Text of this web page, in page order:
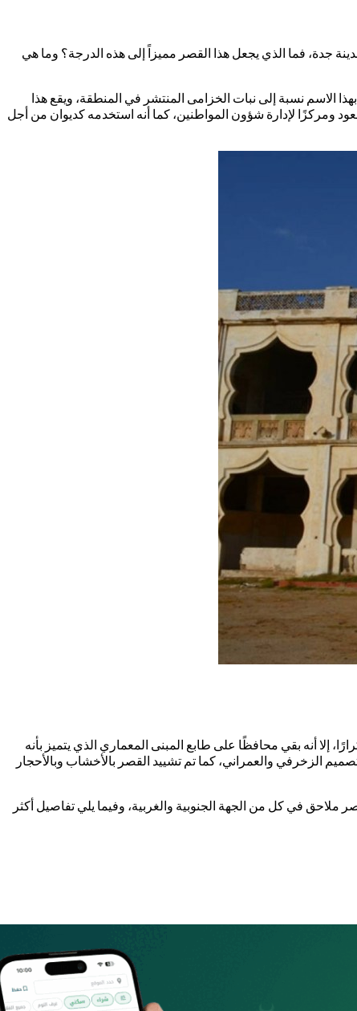
جدة، فما الذي يجعل هذا القصر مميزاً إلى هذه الدرجة؟ وما هي
آل سعود، وسمي قَصر خزام بهذا الاسم نسبة إلى نبات الخزامى المنتشر في المنطقة، ويقع هذا
ومركزًا لإدارة شؤون المواطنين، كما أنه استخدمه كديوان من أجل
خضع القصر للترميم مرارًا وتكرارًا، إلا أنه بقي محافظًا على طابع المبنى المعماري الذي يتميز بأنه
عالية متكونة من برجين متشابهين في التصميم الزخرفي والعمراني، كما تم تشييد القصر بالأخشاب وبالأحجار
ملاحق في كل من الجهة الجنوبية والغربية، وفيما يلي تفاصيل أكثر